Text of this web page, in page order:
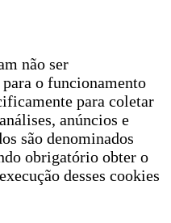
não ser
o funcionamento
para coletar
anúncios e
são denominados
obrigatório obter o
desses cookies